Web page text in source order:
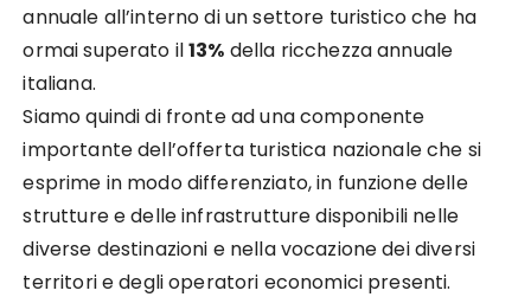
annuale all’interno di un settore turistico che ha
ormai superato il13% della ricchezza annuale
italiana.
Siamo quindi di fronte ad unacomponente
importante dell’offerta turistica nazionale che si
esprime in modo differenziato, in funzione delle
strutture e delle infrastrutture disponibili nelle
diverse destinazioni e nella vocazione dei diversi
territori e degli operatori economici presenti.